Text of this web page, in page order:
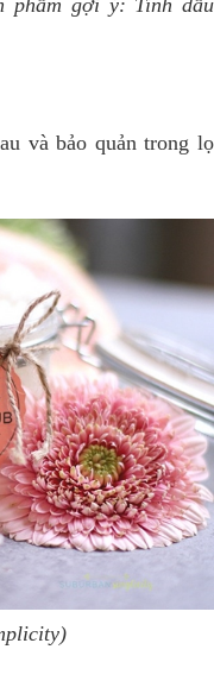
phẩm gợi ý: Tinh dầu
và bảo quản trong lọ